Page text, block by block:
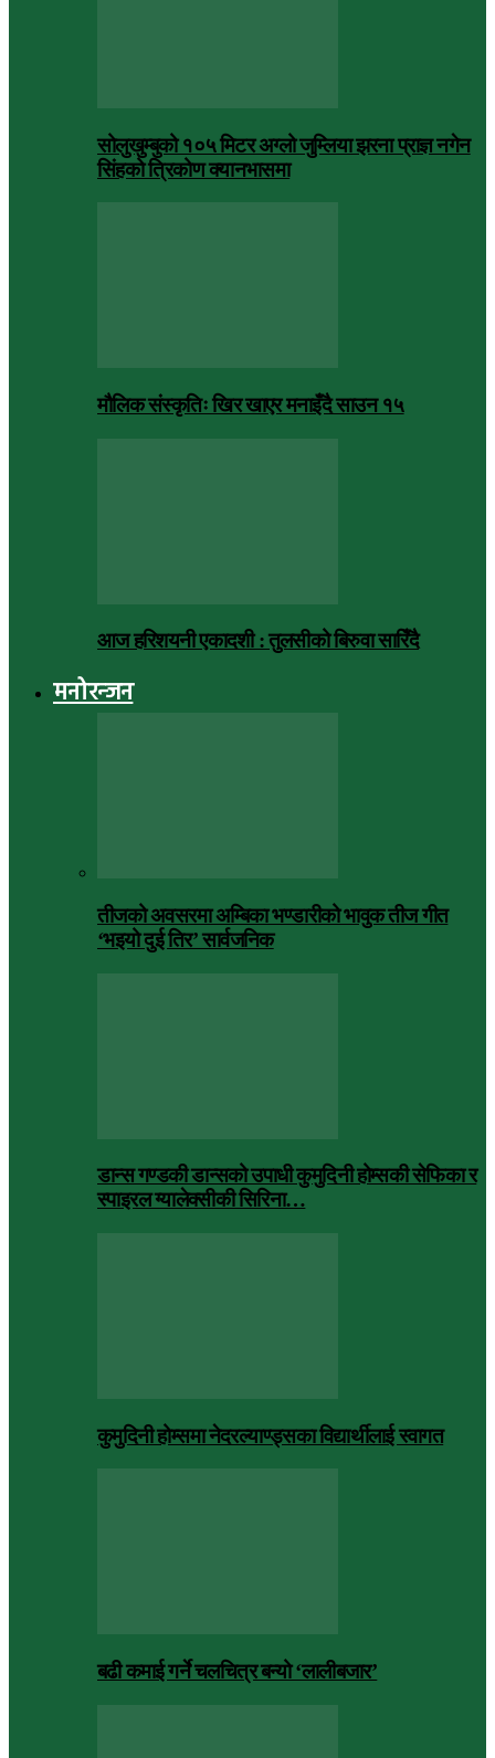
सोलुखुम्बुको १०५ मिटर अग्लो जुम्लिया झरना प्राज्ञ नगेन
सिंहको त्रिकोण क्यानभासमा
मौलिक संस्कृतिः खिर खाएर मनाइँदै साउन १५
आज हरिशयनी एकादशी : तुलसीको बिरुवा सारिँदै
मनोरन्जन
तीजको अवसरमा अम्बिका भण्डारीको भावुक तीज गीत
‘भइयो दुई तिर’ सार्वजनिक
डान्स गण्डकी डान्सको उपाधी कुमुदिनी होम्सकी सेफिका र
स्पाइरल ग्यालेक्सीकी सिरिना…
कुमुदिनी होम्समा नेदरल्याण्ड्सका विद्यार्थीलाई स्वागत
बढी कमाई गर्ने चलचित्र बन्यो ‘लालीबजार’